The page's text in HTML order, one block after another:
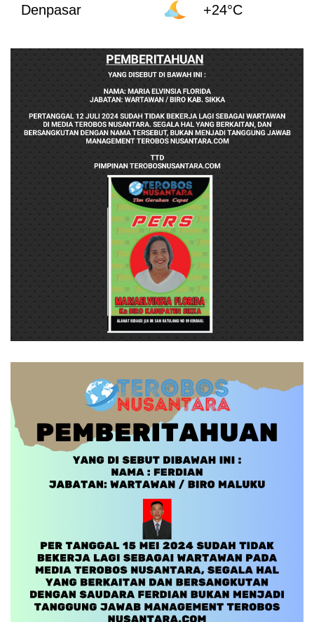
Denpasar
+24°C